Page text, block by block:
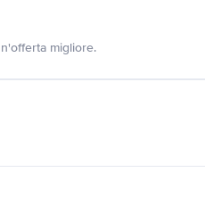
migliore.